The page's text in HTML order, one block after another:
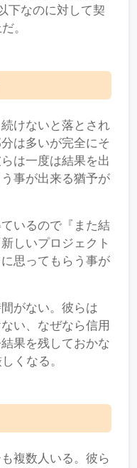
下なのに対して契
。
けないと落とされ
は多いが完全にそ
は一度は結果を出
事が出来る猶予が
いるので『また結
しいプロジェクト
思ってもらう事が
がない。彼らは
い、なぜなら信用
果を残しておかな
くなる。
複数人いる。彼ら